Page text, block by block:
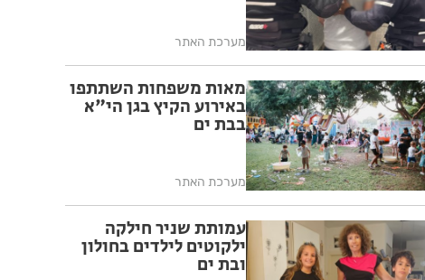
מערכת האתר
מאות משפחות השתתפו
באירוע הקיץ בגן הי"א
בבת ים
מערכת האתר
עמותת שניר חילקה
ילקוטים לילדים בחולון
ובת ים